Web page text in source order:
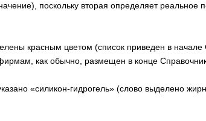
поскольку вторая определяет реальное
красным цветом (список приведен в
как обычно, размещен в конце
«силикон-гидрогель» (слово выделено